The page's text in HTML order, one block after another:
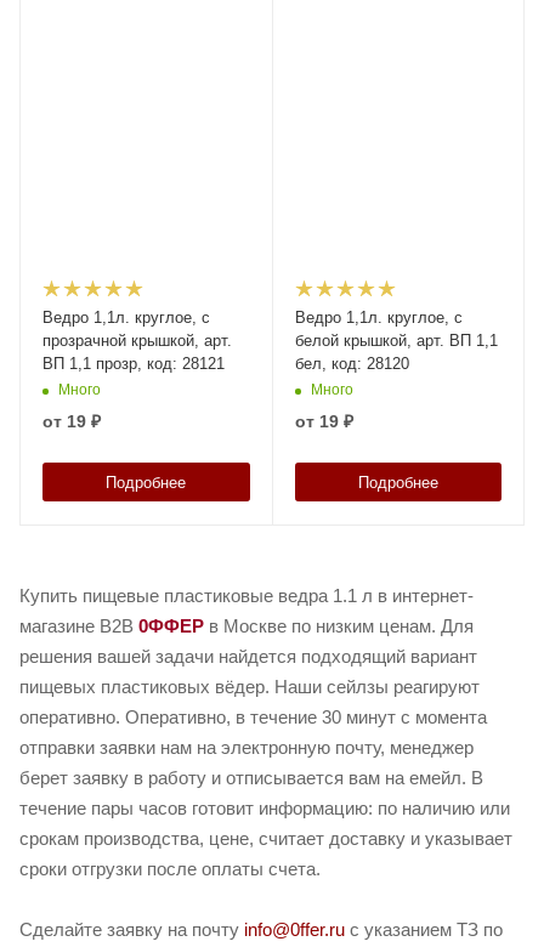
Ведро 1,1л. круглое, с
прозрачной крышкой, арт.
ВП 1,1 прозр, код: 28121
Много
от 19 ₽
Подробнее
Ведро 1,1л. круглое, с
белой крышкой, арт. ВП 1,1
бел, код: 28120
Много
от 19 ₽
Подробнее
Купить пищевые пластиковые ведра 1.1 л в интернет-
магазине B2B 0ФФЕР в Москве по низким ценам. Для
решения вашей задачи найдется подходящий вариант
пищевых пластиковых вёдер. Наши сейлзы реагируют
оперативно. Оперативно, в течение 30 минут с момента
отправки заявки нам на электронную почту, менеджер
берет заявку в работу и отписывается вам на емейл. В
течение пары часов готовит информацию: по наличию или
срокам производства, цене, считает доставку и указывает
сроки отгрузки после оплаты счета.
Сделайте заявку на почту info@0ffer.ru с указанием ТЗ по